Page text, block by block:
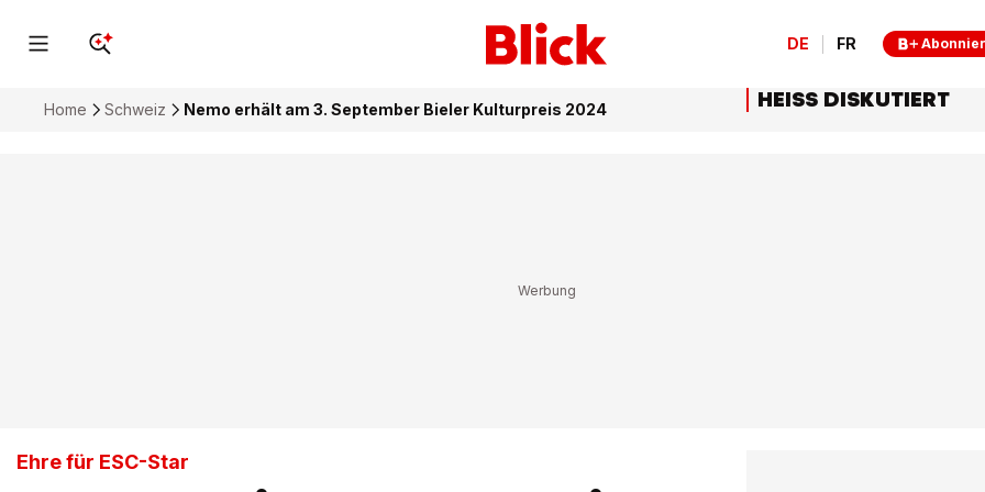
DE FR
Home Schweiz Nemo erhält am 3. September Bieler Kulturpreis 2024
Ehre für ESC-Star
HEISS DISKUTIERT